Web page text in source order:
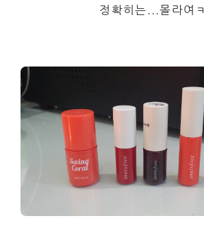
정확히는...몰라여ㅋ